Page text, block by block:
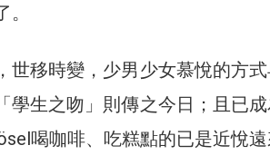
世移時變，少男少女慕悅的方
學生之吻」則傳之今日；且已
喝咖啡、吃糕點的已是近悅